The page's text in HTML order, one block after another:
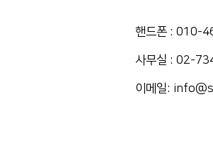
핸드폰 : 010-
사무실 : 02-
​이메일: